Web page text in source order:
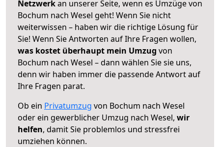
Netzwerkan unserer Seite, wenn es Umzüge von
Bochum nach Wesel geht! Wenn Sie nicht
weiterwissen – haben wir die richtige Lösung für
Sie! Wenn Sie Antworten auf Ihre Fragen wollen,
was kostet überhaupt mein Umzug von
Bochum nach Wesel – dann wählen Sie sie uns,
denn wir haben immer die passende Antwort auf
Ihre Fragen parat.
Ob ein Privatumzug von Bochum nach Wesel
oder ein gewerblicher Umzug nach Wesel, wir
helfen, damit Sie problemlos und stressfrei
umziehen können.